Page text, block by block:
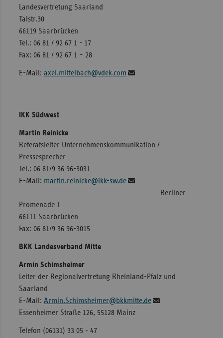
Landesvertretung Saarland
Talstr.30
66119 Saarbrücken
Tel.: 06 81 / 92 67 1 - 17
Fax: 06 81 / 92 67 1 – 28
E-Mail: axel.mittelbach@vdek.com
IKK Südwest
Martin Reinicke
Referatsleiter Unternehmenskommunikation /
Pressesprecher
Tel.: 06 81/9 36 96-3031
E-Mail: martin.reinicke@ikk-sw.de
Berliner
Promenade 1
66111 Saarbrücken
Fax: 06 81/9 36 96-3015
BKK Landesverband Mitte
Armin Schimsheimer
Leiter der Regionalvertretung Rheinland-Pfalz und
Saarland
E-Mail: Armin.Schimsheimer@bkkmitte.de
Essenheimer Straße 126, 55128 Mainz
Telefon (06131) 33 05 - 47